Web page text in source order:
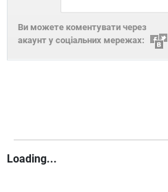
Ви можете коментувати через
акаунт у соціальних мережах:
Loading...